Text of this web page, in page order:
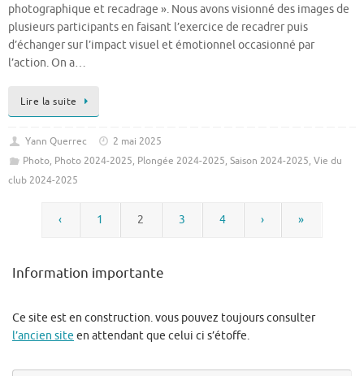
photographique et recadrage ». Nous avons visionné des images de
plusieurs participants en faisant l’exercice de recadrer puis
d’échanger sur l’impact visuel et émotionnel occasionné par
l’action. On a…
Lire la suite
Yann Querrec
2 mai 2025
Photo, Photo 2024-2025, Plongée 2024-2025, Saison 2024-2025, Vie du
club 2024-2025
‹ 1 2 3 4 › »
Information importante
Ce site est en construction. vous pouvez toujours consulter
l’ancien site en attendant que celui ci s’étoffe.